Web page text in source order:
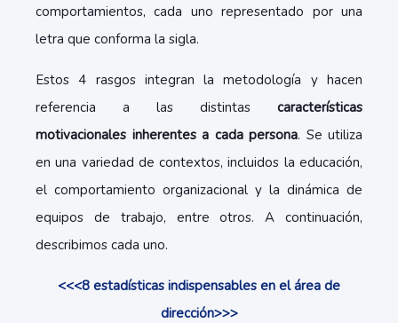
comportamientos, cada uno representado por una
letra que conforma la sigla.
Estos 4 rasgos integran la metodología y hacen
referencia a las distintas características
motivacionales inherentes a cada persona. Se utiliza
en una variedad de contextos, incluidos la educación,
el comportamiento organizacional y la dinámica de
equipos de trabajo, entre otros. A continuación,
describimos cada uno.
<<<8 estadísticas indispensables en el área de
dirección>>>